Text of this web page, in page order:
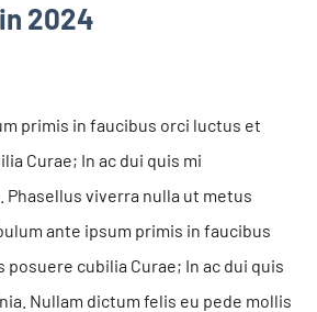
2024
primis in faucibus orci luctus et
Curae; In ac dui quis mi
viverra nulla ut metus
ante ipsum primis in faucibus
cubilia Curae; In ac dui quis
Nullam dictum felis eu pede mollis